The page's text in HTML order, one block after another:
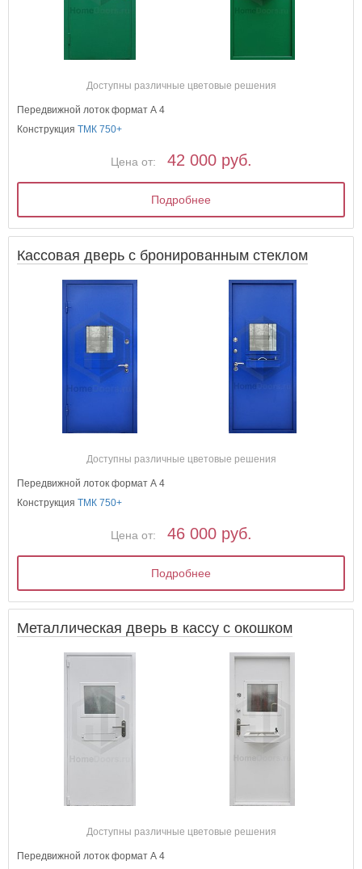
Доступны различные цветовые решения
Передвижной лоток формат А 4
КонструкцияТМК 750+
Цена от: 42 000 руб.
Подробнее
Кассовая дверь с бронированным стеклом
Доступны различные цветовые решения
Передвижной лоток формат А 4
КонструкцияТМК 750+
Цена от: 46 000 руб.
Подробнее
Металлическая дверь в кассу с окошком
Доступны различные цветовые решения
Передвижной лоток формат А 4